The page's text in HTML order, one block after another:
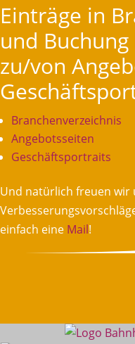
Einträge in
und
zu/von
Branchenverzeichnis
Angebotsseiten
Geschäftsportraits
Und natürlich freuen wir
einfach eine Mail!